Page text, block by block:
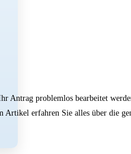
Antrag problemlos bearbeitet
Artikel erfahren Sie alles über die